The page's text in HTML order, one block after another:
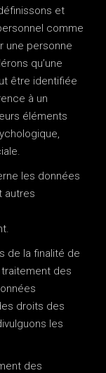
et
comme
une personne
qu’une
être identifiée
à un
éléments
les données
autres
de la finalité de
des
droits des
les
des